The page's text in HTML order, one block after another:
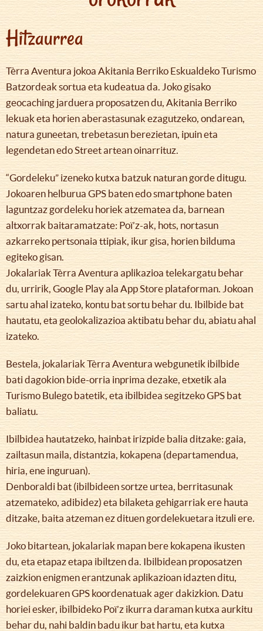
Hitzaurrea
Tèrra Aventura jokoa Akitania Berriko Eskualdeko Turismo
Batzordeak sortua eta kudeatua da. Joko gisako
geocaching jarduera proposatzen du, Akitania Berriko
lekuak eta horien aberastasunak ezagutzeko, ondarean,
natura guneetan, trebetasun berezietan, ipuin eta
legendetan edo Street artean oinarrituz.
“Gordeleku” izeneko kutxa batzuk naturan gorde ditugu.
Jokoaren helburua GPS baten edo smartphone baten
laguntzaz gordeleku horiek atzematea da, barnean
altxorrak baitaramatzate: Poï’z-ak, hots, nortasun
azkarreko pertsonaia ttipiak, ikur gisa, horien bilduma
egiteko gisan.
Jokalariak Tèrra Aventura aplikazioa telekargatu behar
du, urririk, Google Play ala App Store plataforman. Jokoan
sartu ahal izateko, kontu bat sortu behar du. Ibilbide bat
hautatu, eta geolokalizazioa aktibatu behar du, abiatu ahal
izateko.
Bestela, jokalariak Tèrra Aventura webgunetik ibilbide
bati dagokion bide-orria inprima dezake, etxetik ala
Turismo Bulego batetik, eta ibilbidea segitzeko GPS bat
baliatu.
Ibilbidea hautatzeko, hainbat irizpide balia ditzake: gaia,
zailtasun maila, distantzia, kokapena (departamendua,
hiria, ene inguruan).
Denboraldi bat (ibilbideen sortze urtea, berritasunak
atzemateko, adibidez) eta bilaketa gehigarriak ere hauta
ditzake, baita atzeman ez dituen gordelekuetara itzuli ere.
Joko bitartean, jokalariak mapan bere kokapena ikusten
du, eta etapaz etapa ibiltzen da. Ibilbidean proposatzen
zaizkion enigmen erantzunak aplikazioan idazten ditu,
gordelekuaren GPS koordenatuak ager dakizkion. Datu
horiei esker, ibilbideko Poï’z ikurra daraman kutxa aurkitu
behar du, nahi baldin badu ikur bat hartu, eta kutxa